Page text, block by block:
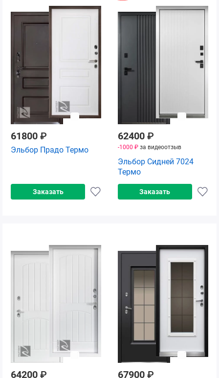
61800 ₽
Эльбор Прадо Термо
Заказать
62400 ₽
-1000 ₽ за видеоотзыв
Эльбор Сидней 7024
Термо
Заказать
64200 ₽ 67900 ₽